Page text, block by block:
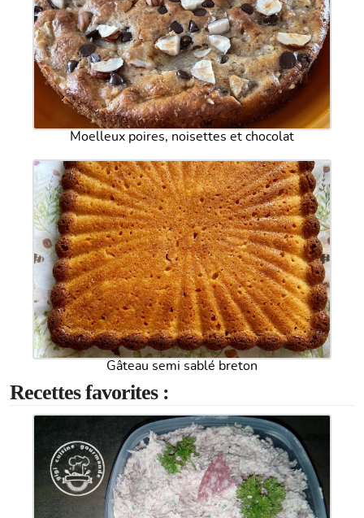
Moelleux poires, noisettes et chocolat
Gâteau semi sablé breton
Recettes favorites :